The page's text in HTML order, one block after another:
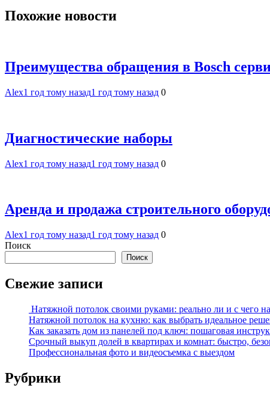
записям
Похожие новости
Преимущества обращения в Bosch
Alex1 год тому назад1 год тому назад 0
Диагностические наборы
Alex1 год тому назад1 год тому назад 0
Аренда и продажа строительного
Alex1 год тому назад1 год тому назад 0
Поиск
Поиск
Свежие записи
Натяжной потолок своими руками: реально ли и с чего
Натяжной потолок на кухню: как выбрать идеальное
Как заказать дом из панелей под ключ: пошаговая
Срочный выкуп долей в квартирах и комнат: быстро,
Профессиональная фото и видеосъемка с выездом
Рубрики